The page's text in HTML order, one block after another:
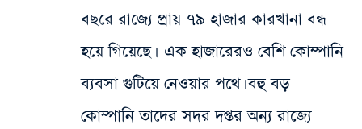
বছরে রাজ্যে প্রায় ৭৯ হাজার কারখানা বন্ধ
হয়ে গিয়েছে। এক হাজারেরও বেশি কোম্পানি
ব্যবসা গুটিয়ে নেওয়ার পথে। বহু বড়
কোম্পানি তাদের সদর দপ্তর অন্য রাজ্যে